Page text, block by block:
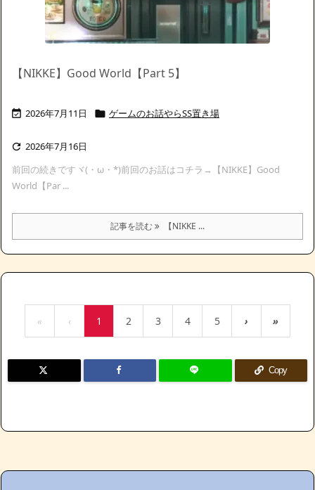
【NIKKE】Good World【Part 5】
 2026年7月11日  ゲームのお話やらSS置き場
 2026年7月16日
前回の続きですヾ(・ω・*)前回のお話はコチラ→【NIKKE】Good
World【Par ...
記事を読む 【NIKKE ...
« ‹ 1 2 3 4 5 › »
Copy